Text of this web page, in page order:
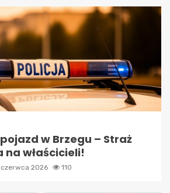
w Brzegu – Straż
na właścicieli!
2026 110